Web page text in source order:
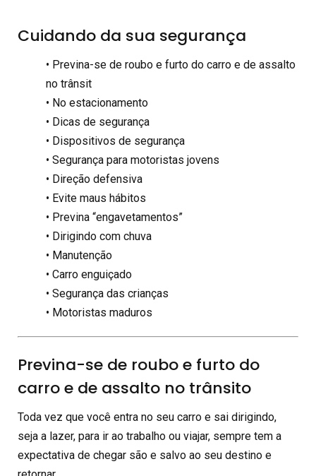
Cuidando da sua segurança
• Previna-se de roubo e furto do carro e de assalto
no trânsit
• No estacionamento
• Dicas de segurança
• Dispositivos de segurança
• Segurança para motoristas jovens
• Direção defensiva
• Evite maus hábitos
• Previna “engavetamentos”
• Dirigindo com chuva
• Manutenção
• Carro enguiçado
• Segurança das crianças
• Motoristas maduros
Previna-se de roubo e furto do
carro e de assalto no trânsito
Toda vez que você entra no seu carro e sai dirigindo,
seja a lazer, para ir ao trabalho ou viajar, sempre tem a
expectativa de chegar são e salvo ao seu destino e